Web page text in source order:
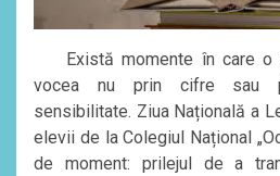
Există momente în care o
vocea nu prin cifre sau
sensibilitate. Ziua Națională a
elevii de la Colegiul Național
de moment: prilejul de a